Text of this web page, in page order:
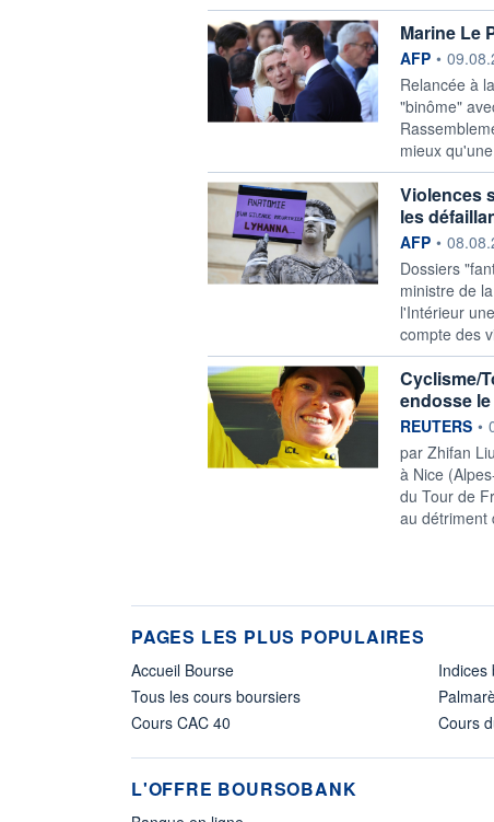
Marine Le
information
AFP •
Relancée à
"binôme"
mieux
Violences
les
information
AFP •
Dossiers
ministre de
l'Intérieur
compte des
Cyclisme/
endosse
information
REUTERS •
par Zhifan
à Nice
du Tour de
au détriment
PAGES LES PLUS POPULAIRES
Accueil Bourse
Tous les cours boursiers
Cours CAC 40
Indices
Cours
L'OFFRE BOURSOBANK